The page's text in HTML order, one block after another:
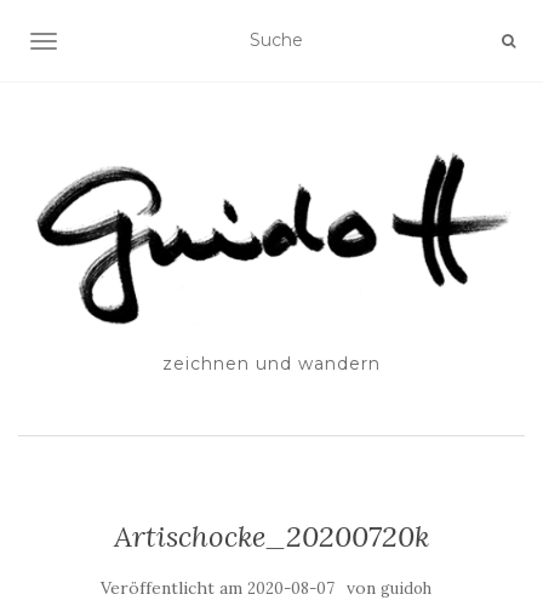
SCHALTE NAVIGATION
zeichnen und wandern
Artischocke_20200720k
Veröffentlicht am 2020-08-07 von guidoh